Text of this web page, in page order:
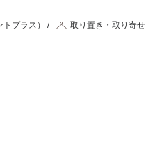
プラス） 取り置き・取り寄せ